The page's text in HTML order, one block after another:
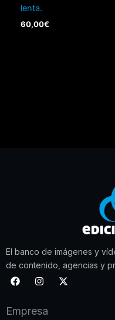
lenta.
60,00€
El banco de imágenes y
de contenido, agencias y
F
a
b
I
n
a
X
-
Empresa